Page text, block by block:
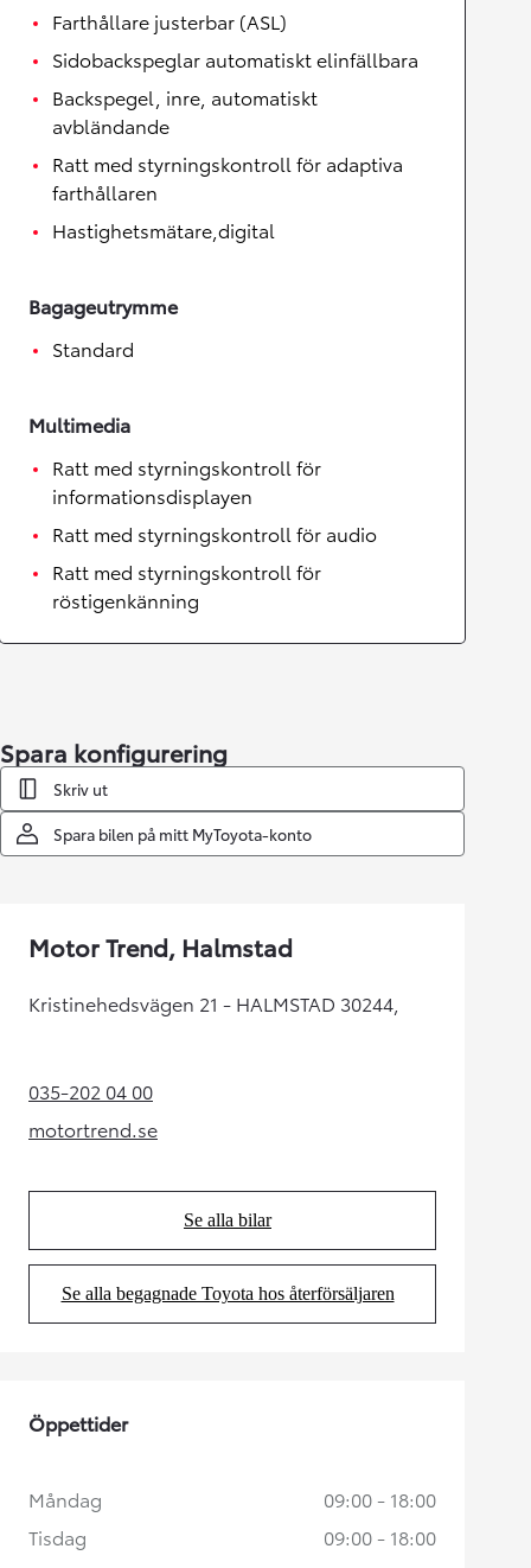
Farthållare justerbar (ASL)
Sidobackspeglar automatiskt elinfällbara
Backspegel, inre, automatiskt
avbländande
Ratt med styrningskontroll för adaptiva
farthållaren
Hastighetsmätare,digital
Bagageutrymme
Standard
Multimedia
Ratt med styrningskontroll för
informationsdisplayen
Ratt med styrningskontroll för audio
Ratt med styrningskontroll för
röstigenkänning
Spara konfigurering
Skriv ut
Spara bilen på mitt MyToyota-konto
Motor Trend, Halmstad
Kristinehedsvägen 21 - HALMSTAD 30244,
035-202 04 00(Opens in new tab)
motortrend.se(Opens in new tab)
Se alla bilar
(Opens in new tab)
Se alla begagnade Toyota hos återförsäljaren
(Opens in new tab)
Öppettider
Måndag
09:00 - 18:00
Tisdag
09:00 - 18:00